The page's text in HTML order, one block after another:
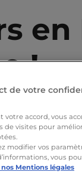
!
de votre
votre accord, vous
de visites pour
modifier vos
vous
Mentions légales